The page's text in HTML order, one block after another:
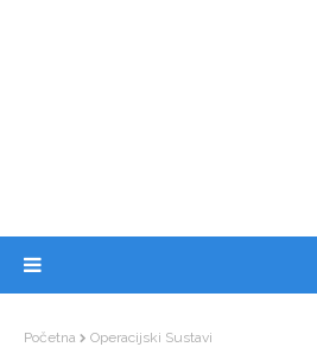
Početna Operacijski Sustavi